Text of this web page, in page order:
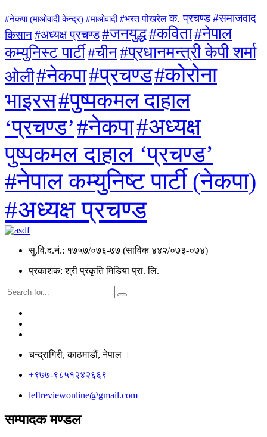
#नेकपा (माओवादी केन्द्र) #माओवादी #भरत पोखरेल क. प्रचण्ड #समाजवाद
किसान#अध्यक्ष प्रचण्ड#जनयुद्ध#कविता#नेपाल
कम्युनिस्ट पार्टी#चीन#प्रधानमन्त्री केपी शर्मा
ओली#नेकपा#प्रचण्ड#कोरोना
भाइरस#पुष्पकमल दाहाल
‘प्रचण्ड’#नेकपा#अध्यक्ष
पुष्पकमल दाहाल ‘प्रचण्ड’
#नेपाल कम्युनिष्ट पार्टी (नेकपा)
#अध्यक्ष प्रचण्ड
सु.वि.द.नं.: १७५७/०७६-७७ (साविक ४४२/०७३-०७४)
प्रकाशक: श्री प्रकृति मिडिया प्रा. लि.
चन्द्रागिरी, काठमाडाैं, नेपाल ।
+९७७-९८५१२४२६६९
leftreviewonline@gmail.com
सम्पादक मण्डल